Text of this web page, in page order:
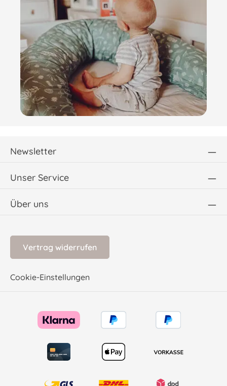
Newsletter
Unser Service
Über uns
Vertrag widerrufen
Cookie-Einstellungen